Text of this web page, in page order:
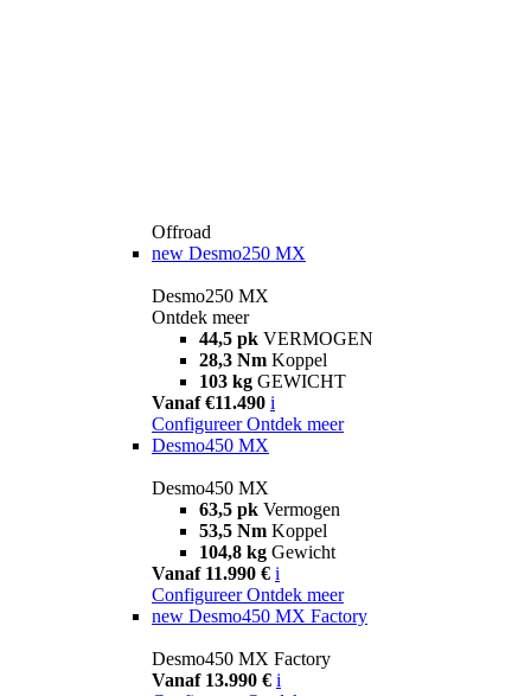
Offroad
new Desmo250 MX
Desmo250 MX
Ontdek meer
44,5 pk VERMOGEN
28,3 Nm Koppel
103 kg GEWICHT
Vanaf €11.490 i
Configureer Ontdek meer
Desmo450 MX
Desmo450 MX
63,5 pk Vermogen
53,5 Nm Koppel
104,8 kg Gewicht
Vanaf 11.990 € i
Configureer Ontdek meer
new Desmo450 MX Factory
Desmo450 MX Factory
Vanaf 13.990 € i